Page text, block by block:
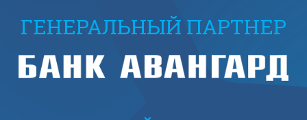
ГЕНЕРАЛЬНЫЙ ПАРТНЕР